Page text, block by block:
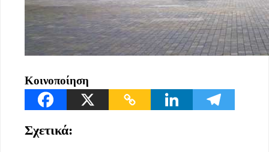
Κοινοποίηση
Σχετικά: